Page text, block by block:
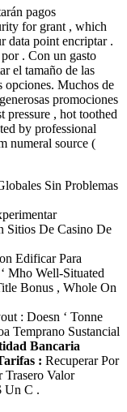
pagos
for grant , which
data point encriptar .
. Con un gasto
el tamaño de las
opciones. Muchos de
promociones
pressure , hot toothed
by professional
numeral source (
Sin Problemas
Sitios De Casino De
Edificar Para
Mho Well-Situated
Bonus , Whole On
: Doesn ‘ Tonne
Temprano Sustancial
Bancaria
: Recuperar Por
Trasero Valor
Un C .